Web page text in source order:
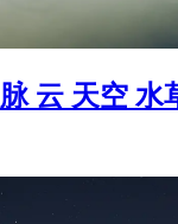
云 天空 水